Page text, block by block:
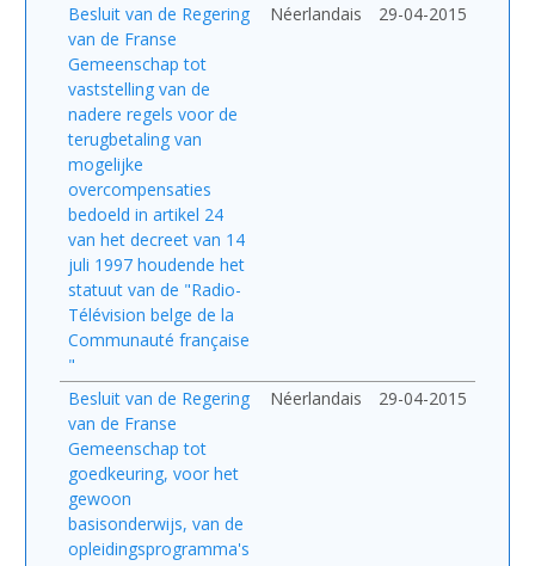
Besluit van de Regering
van de Franse
Gemeenschap tot
vaststelling van de
nadere regels voor de
terugbetaling van
mogelijke
overcompensaties
bedoeld in artikel 24
van het decreet van 14
juli 1997 houdende het
statuut van de "Radio-
Télévision belge de la
Communauté française
"
Néerlandais 29-04-2015
Besluit van de Regering
van de Franse
Gemeenschap tot
goedkeuring, voor het
gewoon
basisonderwijs, van de
opleidingsprogramma's
Néerlandais 29-04-2015